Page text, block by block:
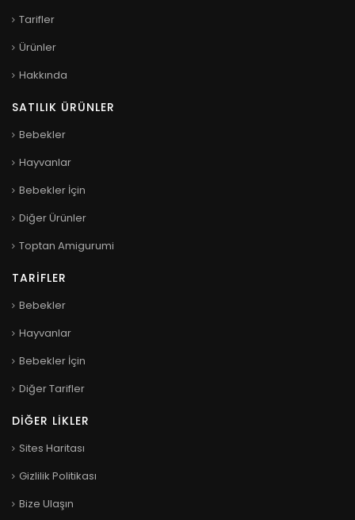
Tarifler
Ürünler
Hakkında
SATILIK ÜRÜNLER
Bebekler
Hayvanlar
Bebekler İçin
Diğer Ürünler
Toptan Amigurumi
TARIFLER
Bebekler
Hayvanlar
Bebekler İçin
Diğer Tarifler
DIĞER LIKLER
Sites Haritası
Gizlilik Politikası
Bize Ulaşın